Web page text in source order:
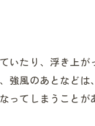
いたり、浮き上
強風のあとなど
てしまうことが